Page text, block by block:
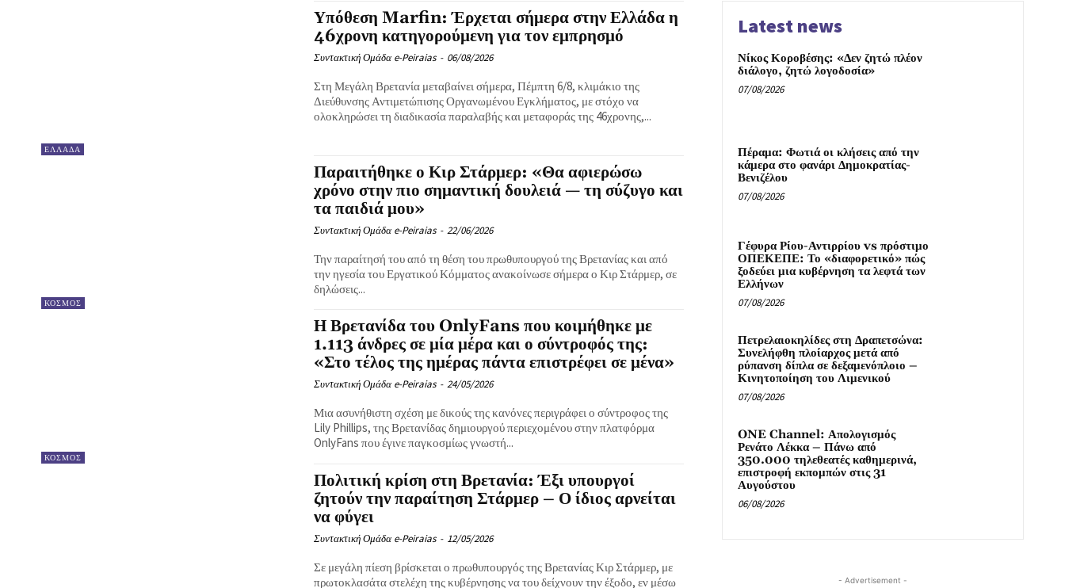
ΕΛΛΑΔΑ
Υπόθεση Marfin: Έρχεται σήμερα στην Ελλάδα η
46χρονη κατηγορούμενη για τον εμπρησμό
Συντακτική Ομάδα e-Peiraias - 06/08/2026
Στη Μεγάλη Βρετανία μεταβαίνει σήμερα, Πέμπτη 6/8, κλιμάκιο της
Διεύθυνσης Αντιμετώπισης Οργανωμένου Εγκλήματος, με στόχο να
ολοκληρώσει τη διαδικασία παραλαβής και μεταφοράς της 46χρονης,...
ΚΟΣΜΟΣ
Παραιτήθηκε ο Κιρ Στάρμερ: «Θα αφιερώσω
χρόνο στην πιο σημαντική δουλειά — τη σύζυγο και
τα παιδιά μου»
Συντακτική Ομάδα e-Peiraias - 22/06/2026
Την παραίτησή του από τη θέση του πρωθυπουργού της Βρετανίας και από
την ηγεσία του Εργατικού Κόμματος ανακοίνωσε σήμερα ο Κιρ Στάρμερ, σε
δηλώσεις...
ΚΟΣΜΟΣ
Η Βρετανίδα του OnlyFans που κοιμήθηκε με
1.113 άνδρες σε μία μέρα και ο σύντροφός της:
«Στο τέλος της ημέρας πάντα επιστρέφει σε μένα»
Συντακτική Ομάδα e-Peiraias - 24/05/2026
Μια ασυνήθιστη σχέση με δικούς της κανόνες περιγράφει ο σύντροφος της
Lily Phillips, της Βρετανίδας δημιουργού περιεχομένου στην πλατφόρμα
OnlyFans που έγινε παγκοσμίως γνωστή...
Πολιτική κρίση στη Βρετανία: Έξι υπουργοί
ζητούν την παραίτηση Στάρμερ – Ο ίδιος αρνείται
να φύγει
Συντακτική Ομάδα e-Peiraias - 12/05/2026
Σε μεγάλη πίεση βρίσκεται ο πρωθυπουργός της Βρετανίας Κιρ Στάρμερ, με
πρωτοκλασάτα στελέχη της κυβέρνησης να του δείχνουν την έξοδο, εν μέσω
Latest news
Νίκος Κοροβέσης: «Δεν ζητώ πλέον
διάλογο, ζητώ λογοδοσία»
07/08/2026
Πέραμα: Φωτιά οι κλήσεις από την
κάμερα στο φανάρι Δημοκρατίας-
Βενιζέλου
07/08/2026
Γέφυρα Ρίου-Αντιρρίου vs πρόστιμο
ΟΠΕΚΕΠΕ: Το «διαφορετικό» πώς
ξοδεύει μια κυβέρνηση τα λεφτά των
Ελλήνων
07/08/2026
Πετρελαιοκηλίδες στη Δραπετσώνα:
Συνελήφθη πλοίαρχος μετά από
ρύπανση δίπλα σε δεξαμενόπλοιο –
Κινητοποίηση του Λιμενικού
07/08/2026
ONE Channel: Απολογισμός
Ρενάτο Λέκκα – Πάνω από
350.000 τηλεθεατές καθημερινά,
επιστροφή εκπομπών στις 31
Αυγούστου
06/08/2026
- Advertisement -